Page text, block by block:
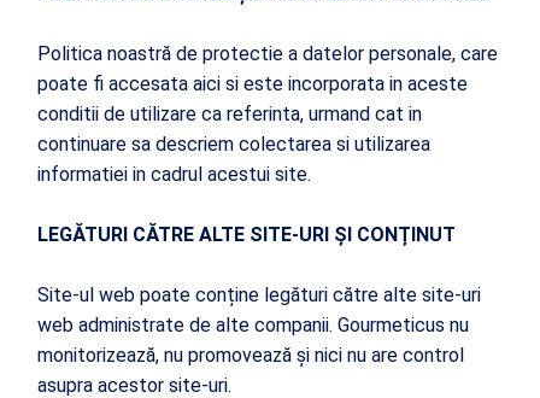
Politica noastră de protectie a datelor personale, care
poate fi accesata aici si este incorporata in aceste
conditii de utilizare ca referinta, urmand cat in
continuare sa descriem colectarea si utilizarea
informatiei in cadrul acestui site.
LEGĂTURI CĂTRE ALTE SITE-URI ȘI CONȚINUT
Site-ul web poate conține legături către alte site-uri
web administrate de alte companii. Gourmeticus nu
monitorizează, nu promovează și nici nu are control
asupra acestor site-uri.